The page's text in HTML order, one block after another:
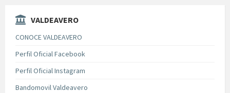
VALDEAVERO
CONOCE VALDEAVERO
Perfil Oficial Facebook
Perfil Oficial Instagram
Bandomovil Valdeavero